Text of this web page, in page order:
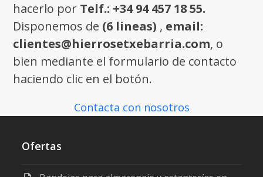
hacerlo por Telf.: +34 94 457 18 55.
Disponemos de (6 lineas) , email:
clientes@hierrosetxebarria.com, o
bien mediante el formulario de contacto
haciendo clic en el botón.
Contacta con nosotros
Ofertas